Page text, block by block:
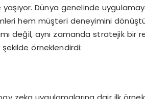
yaşıyor. Dünya genelinde
hem müşteri deneyimini
değil, aynı zamanda stratejik bir
örneklendirdi: